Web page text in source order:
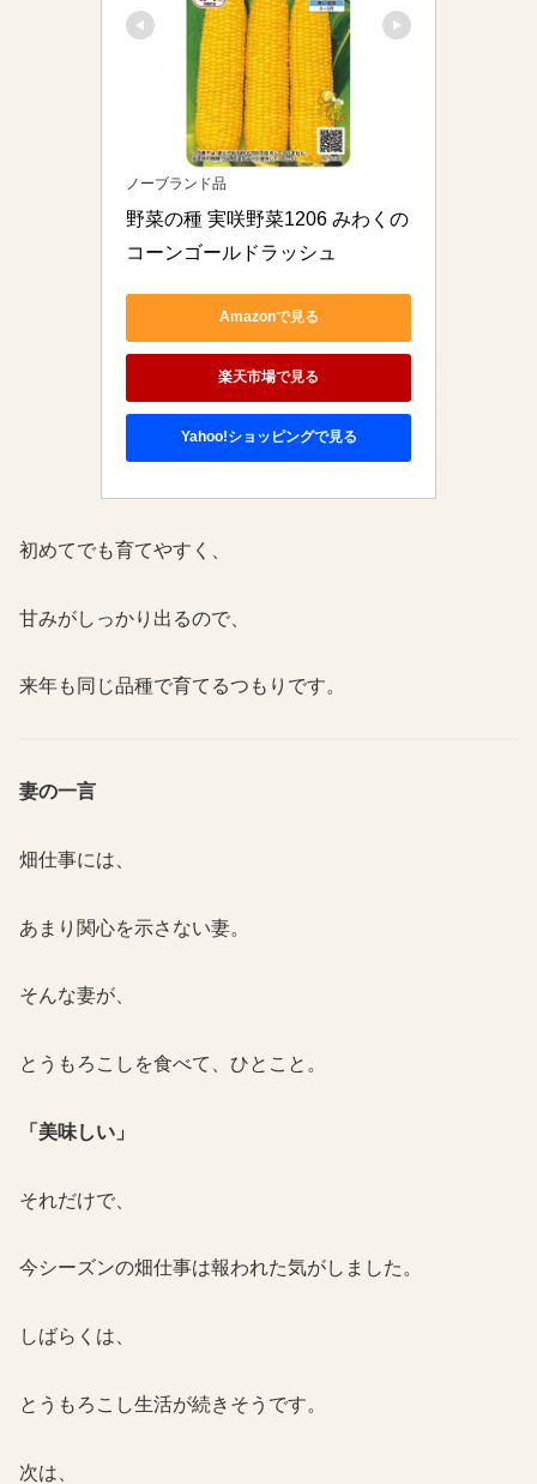
ノーブランド品
野菜の種 実咲野菜1206 みわくの
コーンゴールドラッシュ
Amazonで見る
楽天市場で見る
Yahoo!ショッピングで見る
初めてでも育てやすく、
甘みがしっかり出るので、
来年も同じ品種で育てるつもりです。
妻の一言
畑仕事には、
あまり関心を示さない妻。
そんな妻が、
とうもろこしを食べて、ひとこと。
「美味しい」
それだけで、
今シーズンの畑仕事は報われた気がしました。
しばらくは、
とうもろこし生活が続きそうです。
次は、